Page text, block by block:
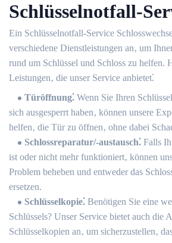
Schlüsselnotfall-
Ein Schlüsselnotfall-Service
verschiedene Dienstleistungen an‚ um
rund um Schlüssel und Schloss zu helfen.​
Leistungen‚ die unser Service anbietet⁚
Türöffnung⁚ Wenn Sie Ihren
sich ausgesperrt haben‚ können unsere
helfen‚ die Tür zu öffnen‚ ohne dabei
Schlossreparatur/-austausch⁚ Falls
ist oder nicht mehr funktioniert‚ können
Problem beheben und entweder das
ersetzen.​
Schlüsselkopie⁚ Benötigen Sie eine
Schlüssels?​ Unser Service bietet auch die
Schlüsselkopien an‚ um sicherzustellen‚